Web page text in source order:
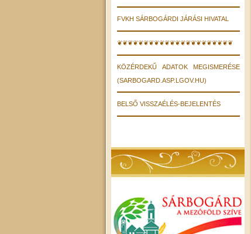
FVKH SÁRBOGÁRDI JÁRÁSI HIVATAL
❦❦❦❦❦❦❦❦❦❦❦❦❦❦❦❦❦❦❦❦❦❦
KÖZÉRDEKŰ ADATOK MEGISMERÉSE
(SARBOGARD.ASP.LGOV.HU)
BELSŐ VISSZAÉLÉS-BEJELENTÉS